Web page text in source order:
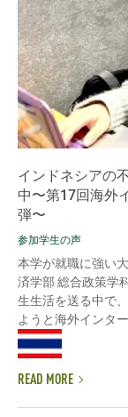
インドネシアの
中〜第17回海外
弾〜
参加学生の声
本学が就職に強い
済学部 総合政策学
生生活を送る中で
ようと海外インター
READ MORE